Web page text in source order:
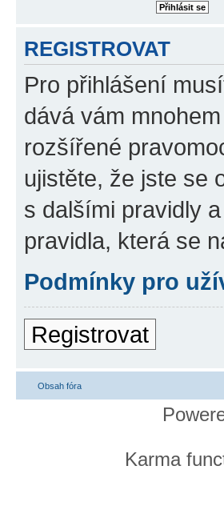
REGISTROVAT
Pro přihlášení
dává vám
rozšířené
ujistěte, že jste se
s dalšími pravidly
pravidla, která se
Podmínky pro
Registrovat
Obsah fóra
Karma